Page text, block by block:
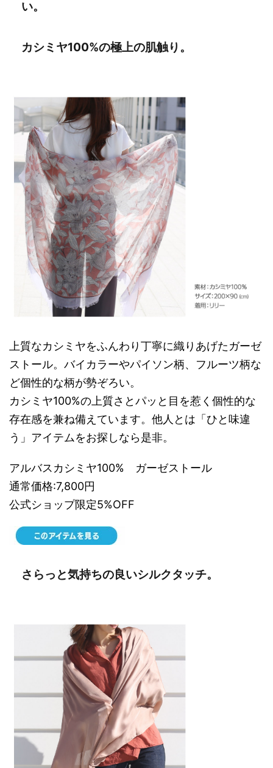
い。
カシミヤ100%の極上の肌触り。
上質なカシミヤをふんわり丁寧に織りあげたガーゼ
ストール。バイカラーやパイソン柄、フルーツ柄な
ど個性的な柄が勢ぞろい。
カシミヤ100%の上質さとパッと目を惹く個性的な
存在感を兼ね備えています。他人とは「ひと味違
う」アイテムをお探しなら是非。
アルバスカシミヤ100% ガーゼストール
通常価格:7,800円
公式ショップ限定5%OFF
さらっと気持ちの良いシルクタッチ。